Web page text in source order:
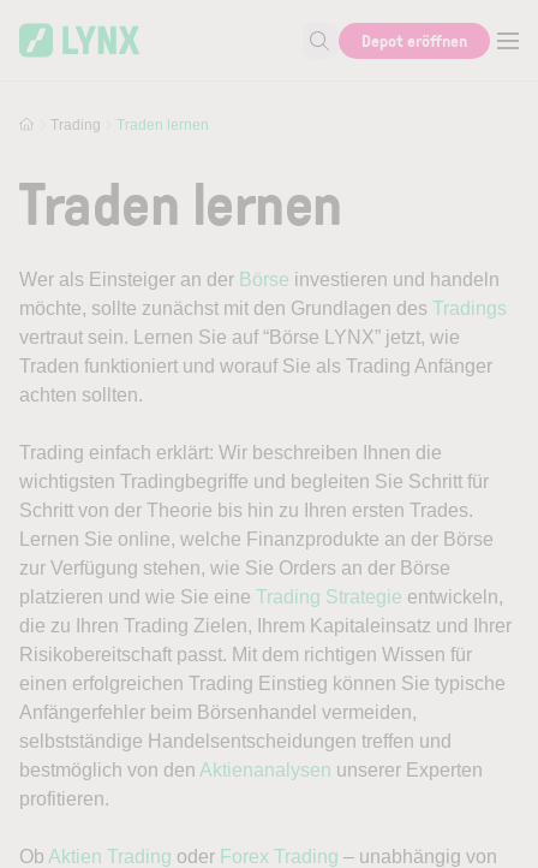
Suche nach Aktie, Autor...
Depot eröffnen
Trading Traden lernen
Traden lernen
Wer als Einsteiger an der Börse investieren und handeln
möchte, sollte zunächst mit den Grundlagen des Tradings
vertraut sein. Lernen Sie auf “Börse LYNX” jetzt, wie
Traden funktioniert und worauf Sie als Trading Anfänger
achten sollten.
Trading einfach erklärt: Wir beschreiben Ihnen die
wichtigsten Tradingbegriffe und begleiten Sie Schritt für
Schritt von der Theorie bis hin zu Ihren ersten Trades.
Lernen Sie online, welche Finanzprodukte an der Börse
zur Verfügung stehen, wie Sie Orders an der Börse
platzieren und wie Sie eine Trading Strategie entwickeln,
die zu Ihren Trading Zielen, Ihrem Kapitaleinsatz und Ihrer
Risikobereitschaft passt. Mit dem richtigen Wissen für
einen erfolgreichen Trading Einstieg können Sie typische
Anfängerfehler beim Börsenhandel vermeiden,
selbstständige Handelsentscheidungen treffen und
bestmöglich von den Aktienanalysen unserer Experten
profitieren.
Ob Aktien Trading oder Forex Trading – unabhängig von